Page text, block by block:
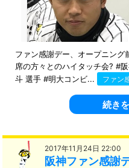
ファン感謝デー、オープニング
席の方々とのハイタッチ会? #
斗 選手 #明大コンビ...
ファン
続き
2017年11月24日 22:00
阪神ファン感謝